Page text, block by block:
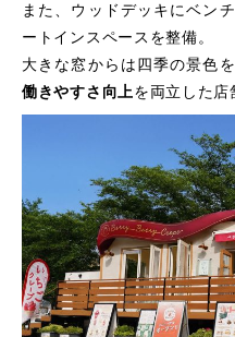
また、ウッドデッキにベン
ートインスペースを整備。
大きな窓からは四季の景色
働きやすさ向上を両立した店